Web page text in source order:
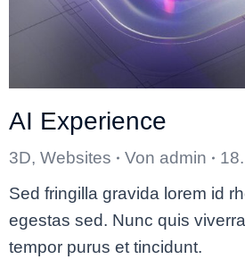
AI Experience
3D, Websites Von admin
Sed fringilla gravida lorem id
egestas sed. Nunc quis
tempor purus et tincidunt.